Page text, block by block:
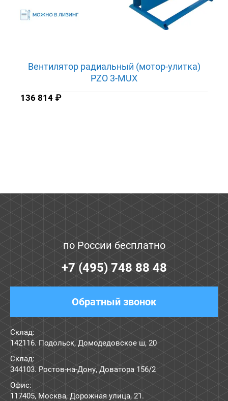
Вентилятор радиальный (мотор-улитка)
PZO 3-MUX
136 814 ₽
по России бесплатно
+7 (495) 748 88 48
Обратный звонок
Склад:
142116. Подольск, Домодедовское ш, 20
Склад:
344103. Ростов-на-Дону, Доватора 156/2
Офис:
117405, Москва, Дорожная улица, 21.